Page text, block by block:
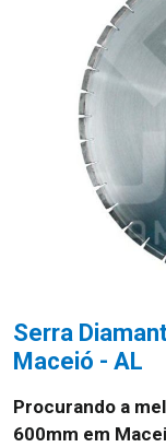
Serra
Maceió - AL
Procurando a
600mm em